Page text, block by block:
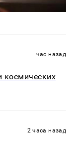
час назад
космических
2 часа назад